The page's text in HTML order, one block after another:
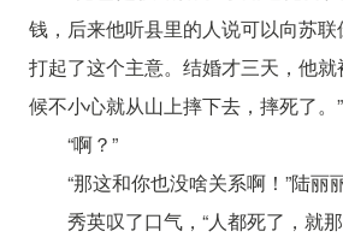
钱，后来他听县里的人说可以向苏
打起了这个主意。结婚才三天，他
候不小心就从山上摔下去，摔死了。”
“啊？”
“那这和你也没啥关系啊！”陆丽
秀英叹了口气，“人都死了，就